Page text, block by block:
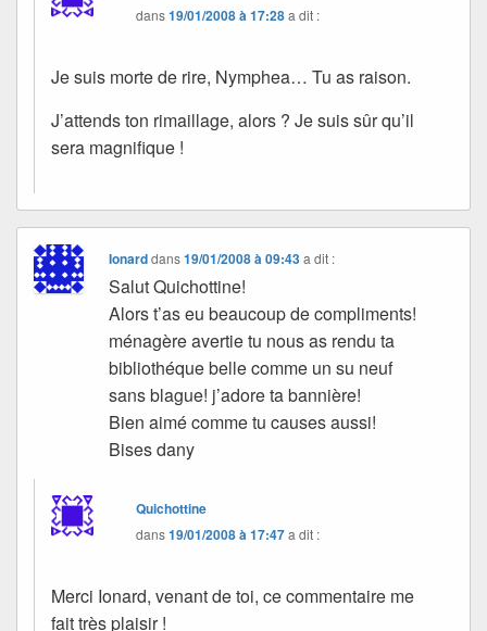
dans19/01/2008 à 17:28a dit :
Je suis morte de rire, Nymphea… Tu as raison.
J’attends ton rimaillage, alors ? Je suis sûr qu’il
sera magnifique !
Ionarddans19/01/2008 à 09:43 a dit :
Salut Quichottine!
Alors t’as eu beaucoup de compliments!
ménagère avertie tu nous as rendu ta
bibliothéque belle comme un su neuf
sans blague! j’adore ta bannière!
Bien aimé comme tu causes aussi!
Bises dany
Quichottine
dans19/01/2008 à 17:47a dit :
Merci Ionard, venant de toi, ce commentaire me
fait très plaisir !